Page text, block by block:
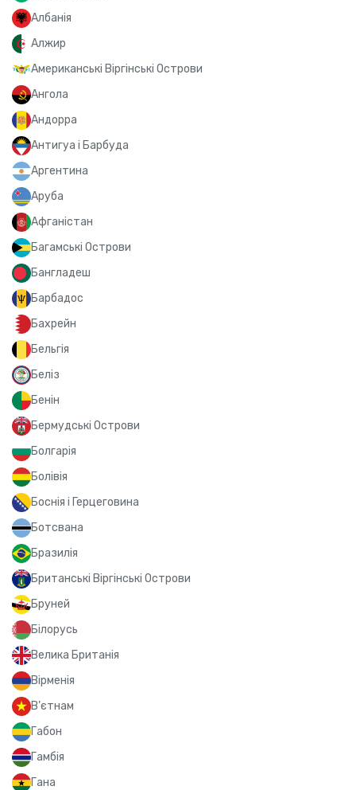
Албанія
Алжир
Американські Віргінські Острови
Ангола
Андорра
Антигуа і Барбуда
Аргентина
Аруба
Афганістан
Багамські Острови
Бангладеш
Барбадос
Бахрейн
Бельгія
Беліз
Бенін
Бермудські Острови
Болгарія
Болівія
Боснія і Герцеговина
Ботсвана
Бразилія
Британські Віргінські Острови
Бруней
Білорусь
Велика Британія
Вірменія
В’єтнам
Габон
Гамбія
Гана